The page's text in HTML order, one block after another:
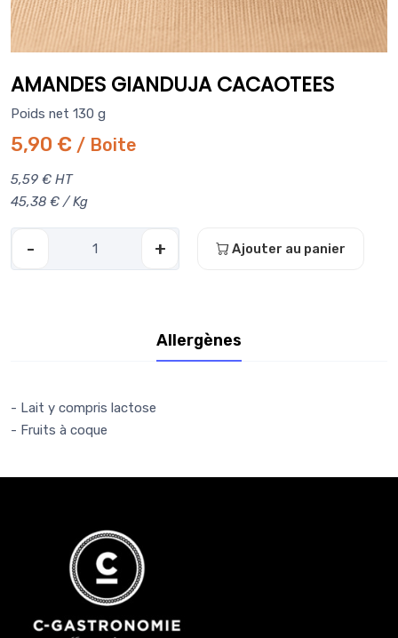
AMANDES GIANDUJA CACAOTEES
Poids net 130 g
5,90 € / Boite
5,59 € HT
45,38 € / Kg
- + Ajouter au panier
Allergènes
- Lait y compris lactose
- Fruits à coque